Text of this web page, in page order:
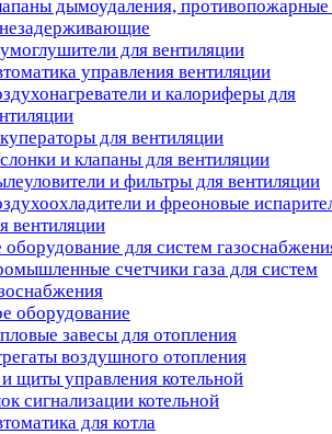
дымоудаления, противопожарные
для вентиляции
управления вентиляции
и калориферы для
для вентиляции
и клапаны для вентиляции
и фильтры для вентиляции
и фреоновые
вентиляции
оборудование для систем
счетчики газа для систем
оборудование
завесы для отопления
воздушного отопления
щиты управления котельной
сигнализации котельной
для котла